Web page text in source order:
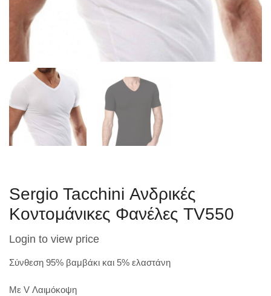
Sergio Tacchini Ανδρικές
Κοντομάνικες Φανέλες TV550
Login to view price
Σύνθεση 95% βαμβάκι και 5% ελαστάνη
Με V Λαιμόκοψη